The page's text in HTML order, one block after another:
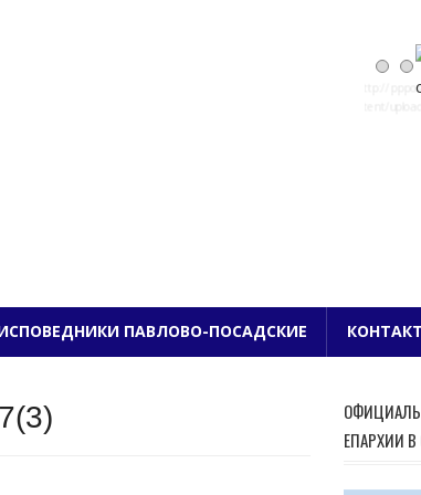
ПАВЛОВО-ПОСАДСКОЕ
ПАВЛОВО-ПОСАДСКИЕ
ЕПАРХИИ